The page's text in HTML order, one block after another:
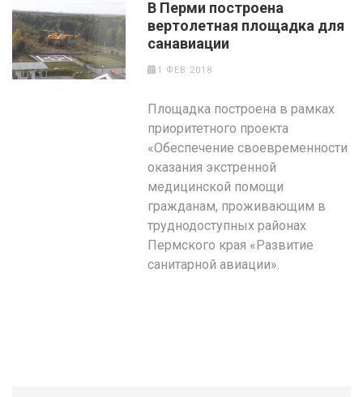
В Перми построена
вертолетная площадка для
санавиации
1 ФЕВ 2018
Площадка построена в рамках
приоритетного проекта
«Обеспечение своевременности
оказания экстренной
медицинской помощи
гражданам, проживающим в
труднодоступных районах
Пермского края «Развитие
санитарной авиации».